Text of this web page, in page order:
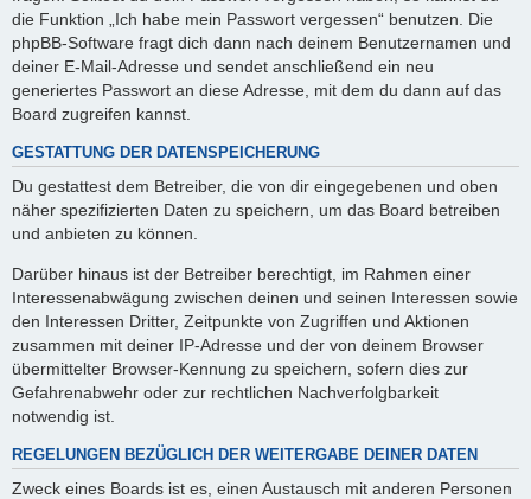
die Funktion „Ich habe mein Passwort vergessen“ benutzen. Die
phpBB-Software fragt dich dann nach deinem Benutzernamen und
deiner E-Mail-Adresse und sendet anschließend ein neu
generiertes Passwort an diese Adresse, mit dem du dann auf das
Board zugreifen kannst.
GESTATTUNG DER DATENSPEICHERUNG
Du gestattest dem Betreiber, die von dir eingegebenen und oben
näher spezifizierten Daten zu speichern, um das Board betreiben
und anbieten zu können.
Darüber hinaus ist der Betreiber berechtigt, im Rahmen einer
Interessenabwägung zwischen deinen und seinen Interessen sowie
den Interessen Dritter, Zeitpunkte von Zugriffen und Aktionen
zusammen mit deiner IP-Adresse und der von deinem Browser
übermittelter Browser-Kennung zu speichern, sofern dies zur
Gefahrenabwehr oder zur rechtlichen Nachverfolgbarkeit
notwendig ist.
REGELUNGEN BEZÜGLICH DER WEITERGABE DEINER DATEN
Zweck eines Boards ist es, einen Austausch mit anderen Personen